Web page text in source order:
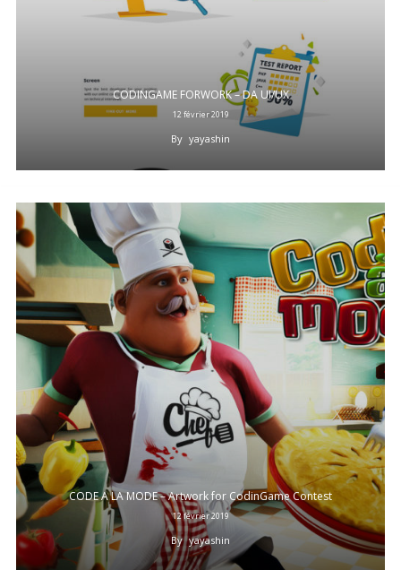
CODINGAME FORWORK – DA UI/UX
12 février 2019
By yayashin
CODE A LA MODE – Artwork for CodinGame Contest
12 février 2019
By yayashin